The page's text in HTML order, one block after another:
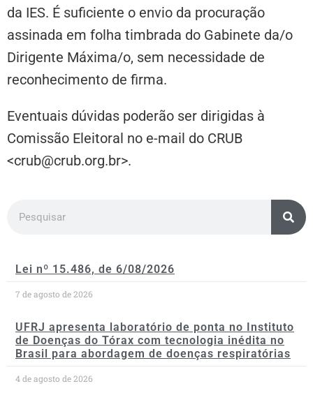
da IES. É suficiente o envio da procuração
assinada em folha timbrada do Gabinete da/o
Dirigente Máxima/o, sem necessidade de
reconhecimento de firma.
Eventuais dúvidas poderão ser dirigidas à
Comissão Eleitoral no e-mail do CRUB
<crub@crub.org.br>.
Lei nº 15.486, de 6/08/2026
7 de agosto de 2026
UFRJ apresenta laboratório de ponta no Instituto
de Doenças do Tórax com tecnologia inédita no
Brasil para abordagem de doenças respiratórias
4 de agosto de 2026